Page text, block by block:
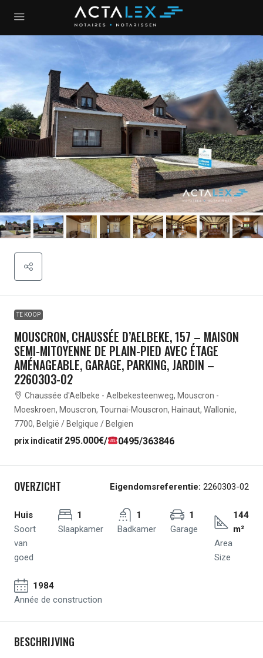
TE KOOP
MOUSCRON, CHAUSSÉE D’AELBEKE, 157 – MAISON
SEMI-MITOYENNE DE PLAIN-PIED AVEC ÉTAGE
AMÉNAGEABLE, GARAGE, PARKING, JARDIN –
2260303-02
Chaussée d'Aelbeke - Aelbekesteenweg, Mouscron -
Moeskroen, Mouscron, Tournai-Mouscron, Hainaut, Wallonie,
7700, België / Belgique / Belgien
prix indicatif 295.000€/ 0495/363846
OVERZICHT Eigendomsreferentie: 2260303-02
Huis
Soort
van
goed
1
Slaapkamer
1
Badkamer
1
Garage
144
m²
Area
Size
1984
Année de construction
BESCHRIJVING